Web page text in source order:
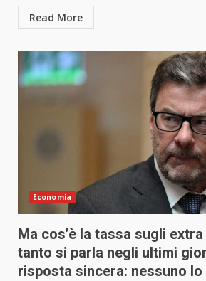
Read More
Economia
Ma cos’è la tassa sugli
tanto si parla negli ultimi
risposta sincera: nessuno lo